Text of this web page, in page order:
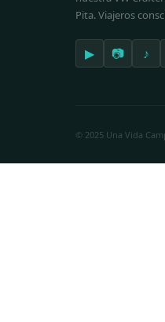
Pita. Viajeros
▶ 📷 ♪
© 2025 Una Vida